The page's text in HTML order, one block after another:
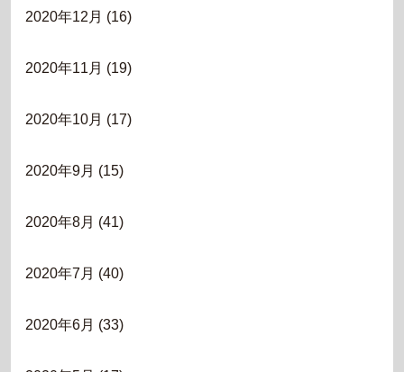
2020年12月 (16)
2020年11月 (19)
2020年10月 (17)
2020年9月 (15)
2020年8月 (41)
2020年7月 (40)
2020年6月 (33)